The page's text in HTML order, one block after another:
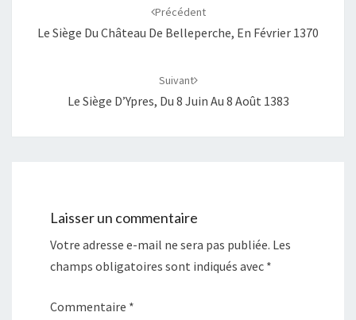
Précédent
Le Siège Du Château De Belleperche, En Février 1370
Suivant
Le Siège D’Ypres, Du 8 Juin Au 8 Août 1383
Laisser un commentaire
Votre adresse e-mail ne sera pas publiée. Les
champs obligatoires sont indiqués avec *
Commentaire *